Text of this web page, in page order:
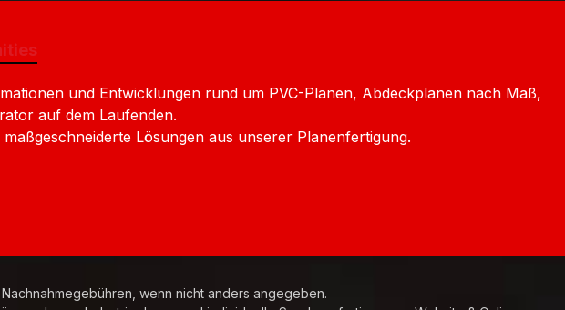
und Entwicklungen rund um PVC-Planen, Abdeckplanen nach Maß,
auf dem Laufenden.
Lösungen aus unserer Planenfertigung.
wenn nicht anders angegeben.